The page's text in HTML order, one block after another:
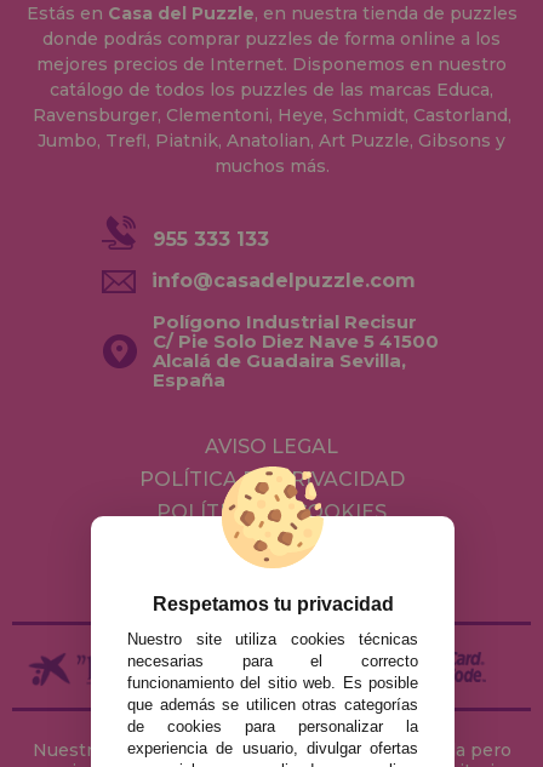
Estás en Casa del Puzzle, en nuestra tienda de puzzles
donde podrás comprar puzzles de forma online a los
mejores precios de Internet. Disponemos en nuestro
catálogo de todos los puzzles de las marcas Educa,
Ravensburger, Clementoni, Heye, Schmidt, Castorland,
Jumbo, Trefl, Piatnik, Anatolian, Art Puzzle, Gibsons y
muchos más.
955 333 133
info@casadelpuzzle.com
Polígono Industrial Recisur
C/ Pie Solo Diez Nave 5 41500
Alcalá de Guadaira Sevilla,
España
AVISO LEGAL
POLÍTICA DE PRIVACIDAD
POLÍTICA DE COOKIES
ENVÍOS Y DEVOLUCIONES
Nuestra tienda de puzzles está ubicada en Sevilla pero
Respetamos tu privacidad
Nuestro site utiliza cookies técnicas
necesarias para el correcto
funcionamiento del sitio web. Es posible
que además se utilicen otras categorías
de cookies para personalizar la
experiencia de usuario, divulgar ofertas